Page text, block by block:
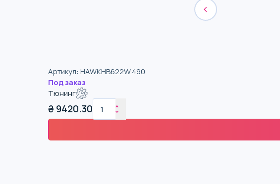
Артикул: HAWKHB622W.490
Под заказ
Тюнинг
₴ 9420.30